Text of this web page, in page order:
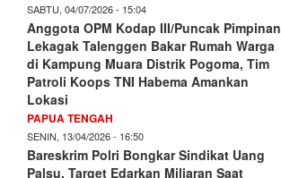
SABTU, 04/07/2026 - 15:04
Anggota OPM Kodap III/Puncak Pimpinan
Lekagak Talenggen Bakar Rumah Warga
di Kampung Muara Distrik Pogoma, Tim
Patroli Koops TNI Habema Amankan
Lokasi
PAPUA TENGAH
SENIN, 13/04/2026 - 16:50
Bareskrim Polri Bongkar Sindikat Uang
Palsu, Target Edarkan Miliaran Saat